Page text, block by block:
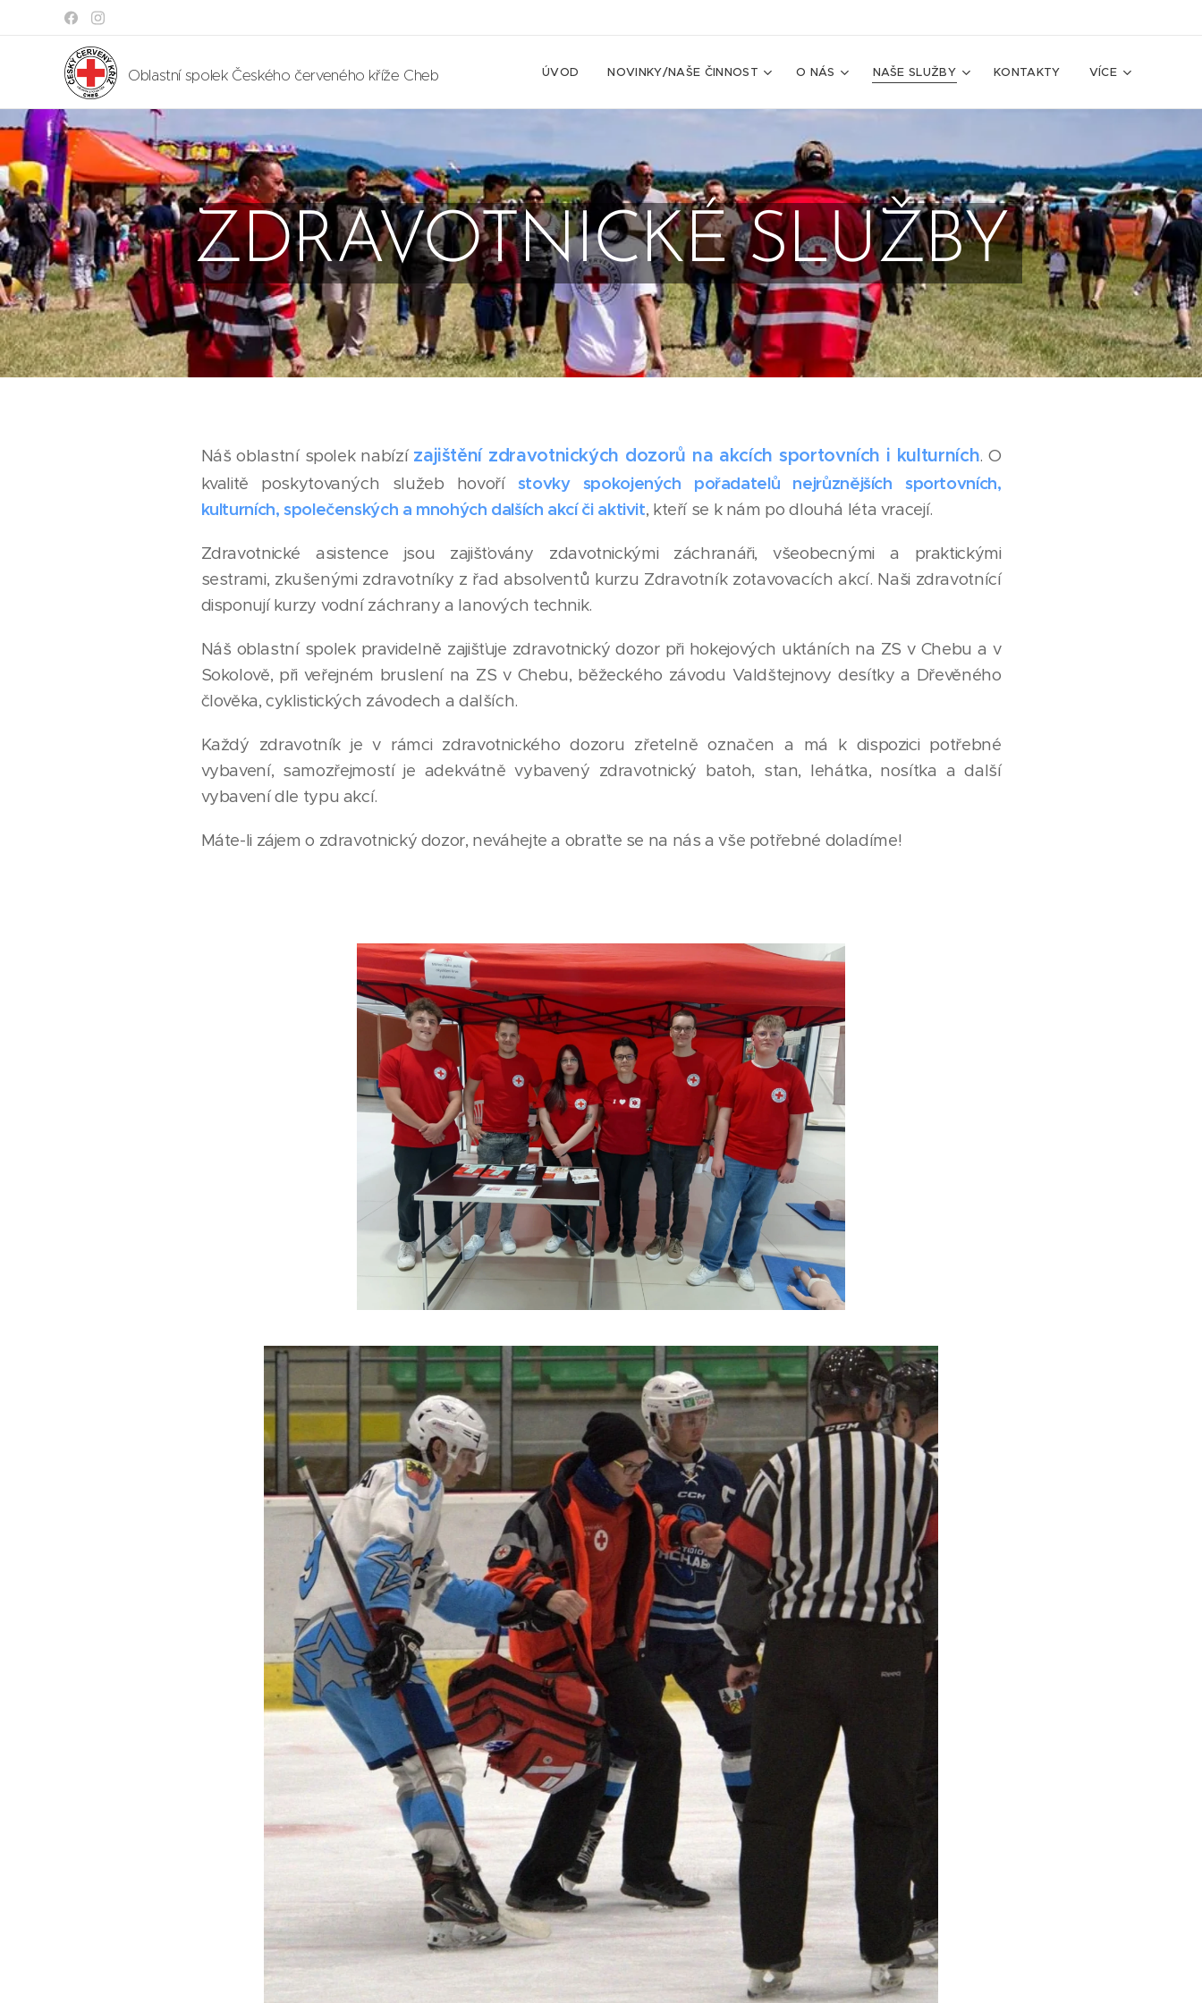
Oblastní spolek Českého červeného kříže Cheb ÚVOD NOVINKY/NAŠE ČINNOST O NÁS NAŠE SLUŽBY KONTAKTY VÍCE
ZDRAVOTNICKÉ SLUŽBY
Náš oblastní spolek nabízí zajištění zdravotnických dozorů na akcích sportovních i kulturních. O
kvalitě poskytovaných služeb hovoří stovky spokojených pořadatelů nejrůznějších sportovních,
kulturních, společenských a mnohých dalších akcí či aktivit, kteří se k nám po dlouhá léta vracejí.
Zdravotnické asistence jsou zajišťovány zdavotnickými záchranáři, všeobecnými a praktickými
sestrami, zkušenými zdravotníky z řad absolventů kurzu Zdravotník zotavovacích akcí. Naši zdravotnící
disponují kurzy vodní záchrany a lanových technik.
Náš oblastní spolek pravidelně zajišťuje zdravotnický dozor při hokejových uktáních na ZS v Chebu a v
Sokolově, při veřejném bruslení na ZS v Chebu, běžeckého závodu Valdštejnovy desítky a Dřevěného
člověka, cyklistických závodech a dalších.
Každý zdravotník je v rámci zdravotnického dozoru zřetelně označen a má k dispozici potřebné
vybavení, samozřejmostí je adekvátně vybavený zdravotnický batoh, stan, lehátka, nosítka a další
vybavení dle typu akcí.
Máte-li zájem o zdravotnický dozor, neváhejte a obraťte se na nás a vše potřebné doladíme!